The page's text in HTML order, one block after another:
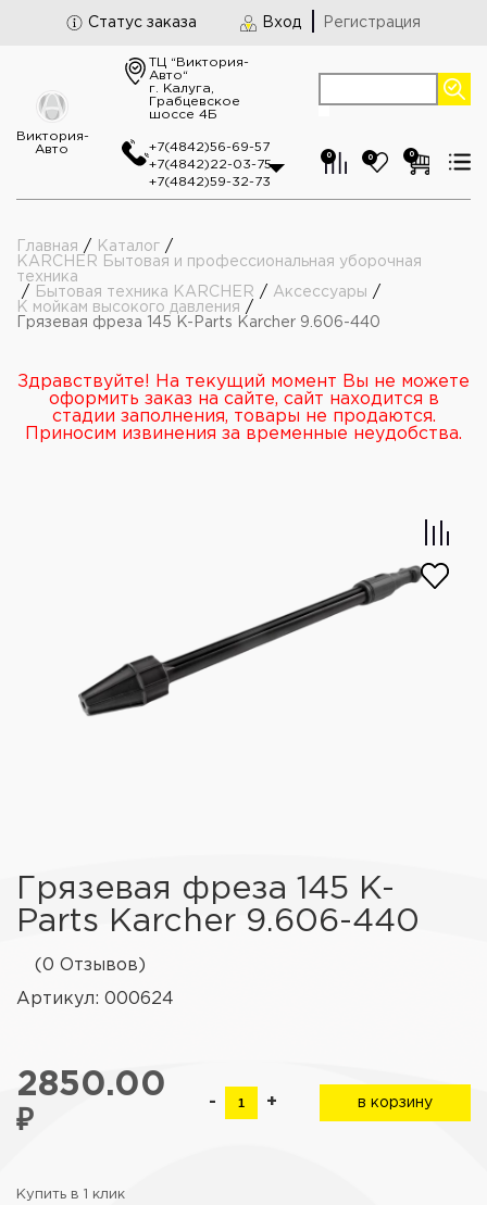
Статус заказа Вход Регистрация
Виктория-
Авто
ТЦ “Виктория-
Авто“
г. Калуга,
Грабцевское
шоссе 4Б
+7(4842)56-69-57
+7(4842)22-03-75
+7(4842)59-32-73
0 0 0
Главная / Каталог /
KARCHER Бытовая и профессиональная уборочная
техника
/
Бытовая техника KARCHER / Аксессуары /
К мойкам высокого давления /
Грязевая фреза 145 K-Parts Karcher 9.606-440
Здравствуйте! На текущий момент Вы не можете
оформить заказ на сайте, сайт находится в
стадии заполнения, товары не продаются.
Приносим извинения за временные неудобства.
Грязевая фреза 145 K-
Parts Karcher 9.606-440
(0 Отзывов)
Артикул: 000624
2850.00
₽
- + в корзину
Купить в 1 клик